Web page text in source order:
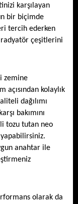
karşılayan
bir biçimde
tercih ederken
çeşitlerini
zemine
açısından kolaylık
dağılımı
bakımını
tozu tutan neo
anahtar ile
olarak da